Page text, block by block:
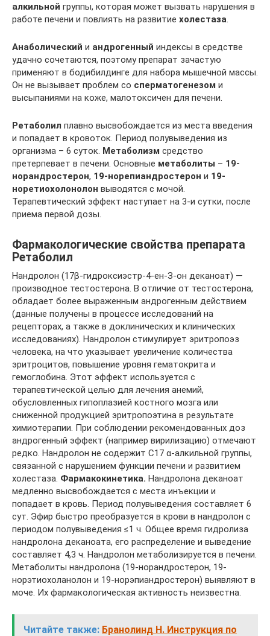
алкильной группы, которая может вызвать нарушения в
работе печени и повлиять на развитие холестаза.
Анаболический и андрогенный индексы в средстве
удачно сочетаются, поэтому препарат зачастую
применяют в бодибилдинге для набора мышечной массы.
Он не вызывает проблем со сперматогенезом и
высыпаниями на коже, малотоксичен для печени.
Ретаболил плавно высвобождается из места введения
и попадает в кровоток. Период полувыведения из
организма – 6 суток. Метаболизм средство
претерпевает в печени. Основные метаболиты – 19-
норандростерон, 19-норепиандростерон и 19-
норетиохолонолон выводятся с мочой.
Терапевтический эффект наступает на 3-и сутки, после
приема первой дозы.
Фармакологические свойства препарата
Ретаболил
Нандролон (17β-гидроксиэстр-4-ен-З-он деканоат) —
производное тестостерона. В отличие от тестостерона,
обладает более выраженным андрогенным действием
(данные получены в процессе исследований на
рецепторах, а также в доклинических и клинических
исследованиях). Нандролон стимулирует эритропоэз
человека, на что указывает увеличение количества
эритроцитов, повышение уровня гематокрита и
гемоглобина. Этот эффект используется с
терапевтической целью для лечения анемий,
обусловленных гипоплазией костного мозга или
сниженной продукцией эритропоэтина в результате
химиотерапии. При соблюдении рекомендованных доз
андрогенный эффект (например вирилизацию) отмечают
редко. Нандролон не содержит С17 α-алкильной группы,
связанной с нарушением функции печени и развитием
холестаза. Фармакокинетика. Нандролона деканоат
медленно высвобождается с места инъекции и
попадает в кровь. Период полувыведения составляет 6
сут. Эфир быстро преобразуется в крови в нандролон с
периодом полувыведения ≤1 ч. Общее время гидролиза
нандролона деканоата, его распределение и выведение
составляет 4,3 ч. Нандролон метаболизируется в печени.
Метаболиты нандролона (19-норандростерон, 19-
норэтиохоланолон и 19-норэпиандростерон) выявляют в
моче. Их фармакологическая активность неизвестна.
Читайте также: Бранолинд Н. Инструкция по